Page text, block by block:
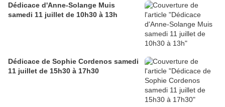
Dédicace d'Anne-Solange Muis
samedi 11 juillet de 10h30 à 13h
Dédicace de Sophie Cordenos samedi
11 juillet de 15h30 à 17h30